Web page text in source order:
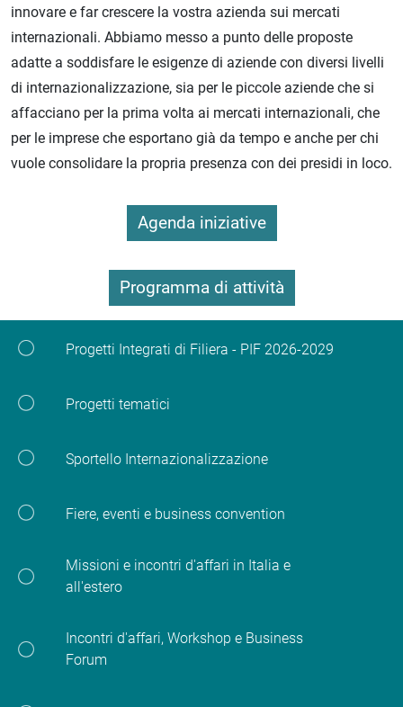
innovare e far crescere la vostra azienda sui mercati
internazionali. Abbiamo messo a punto delle proposte
adatte a soddisfare le esigenze di aziende con diversi livelli
di internazionalizzazione, sia per le piccole aziende che si
affacciano per la prima volta ai mercati internazionali, che
per le imprese che esportano già da tempo e anche per chi
vuole consolidare la propria presenza con dei presidi in loco.
Agenda iniziative
Programma di attività
Progetti Integrati di Filiera - PIF 2026-2029
Progetti tematici
Sportello Internazionalizzazione
Fiere, eventi e business convention
Missioni e incontri d'affari in Italia e
all'estero
Incontri d'affari, Workshop e Business
Forum